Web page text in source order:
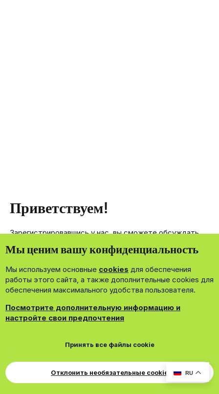
RU
Приветствуем!
Зарегистрировавшись у нас, вы сможете обсуждать,
членам нашего сообщества.
Зарегистрироваться сейчас!
DohTheme
Cookies Russian Обратная связь
Поддержка
Для правообладателей
EN Soundmain
Условия и правила
Политика конфиденциальности
Мы ценим вашу конфиденциальность
Мы используем основные cookies для обеспечения
работы этого сайта, а также дополнительные cookies для
обеспечения максимального удобства пользователя.
Посмотрите дополнительную информацию и
настройте свои предпочтения
Принять все файлы cookie
Отклонить необязательные cookie